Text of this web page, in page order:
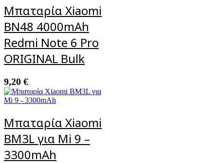
Μπαταρία Xiaomi
BN48 4000mAh
Redmi Note 6 Pro
ORIGINAL Bulk
9,20 €
Μπαταρία Xiaomi
BM3L για Mi 9 –
3300mAh